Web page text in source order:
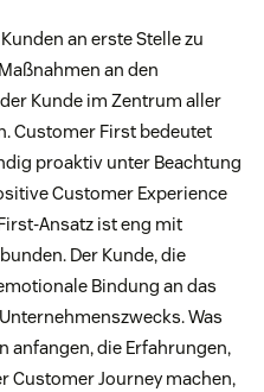
an erste Stelle zu
an den
Kunde im Zentrum aller
Customer First bedeutet
proaktiv unter Beachtung
Customer Experience
Ansatz ist eng mit
Der Kunde, die
Bindung an das
Was
anfangen, die Erfahrungen,
Customer Journey machen,